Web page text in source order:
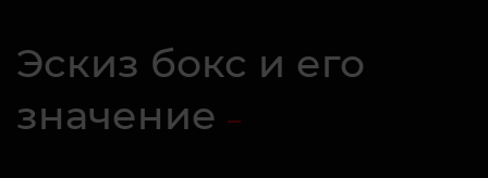
Эскиз бокс и его
значение